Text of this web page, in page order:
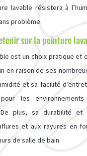
lavable résistera à
problème.
sur la peinture
est un choix pratique et
en raison de ses
et sa facilité
les
De plus, sa durabilité et
et aux rayures en
de salle de bain.